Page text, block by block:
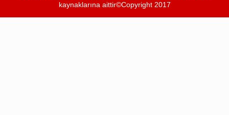
kaynaklarına aittir©Copyright 2017